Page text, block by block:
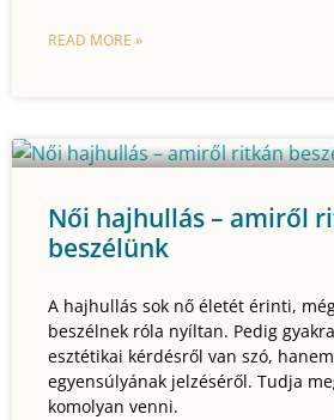
READ MORE »
Női hajhullás – amiről
beszélünk
A hajhullás sok nő életét érinti,
beszélnek róla nyíltan. Pedig
esztétikai kérdésről van szó,
egyensúlyának jelzéséről. Tudja
komolyan venni.